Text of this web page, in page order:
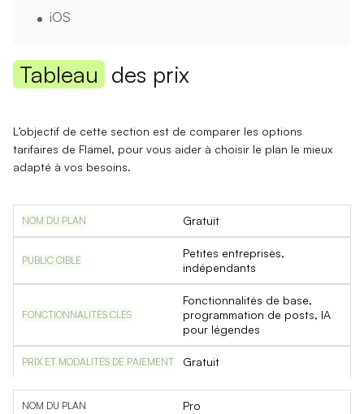
iOS
Tableau des prix
L’objectif de cette section est de comparer les options
tarifaires de Flamel, pour vous aider à choisir le plan le mieux
adapté à vos besoins.
Gratuit
Petites entreprises,
indépendants
Fonctionnalités de base,
programmation de posts, IA
pour légendes
Gratuit
Pro